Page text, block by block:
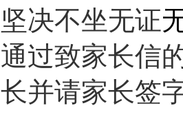
坚决不坐无证
通过致家长信
长并请家长签